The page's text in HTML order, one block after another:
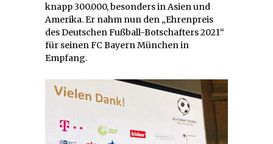
knapp 300.000, besonders in Asien und
Amerika. Er nahm nun den „Ehrenpreis
des Deutschen Fußball-Botschafters 2021“
für seinen FC Bayern München in
Empfang.